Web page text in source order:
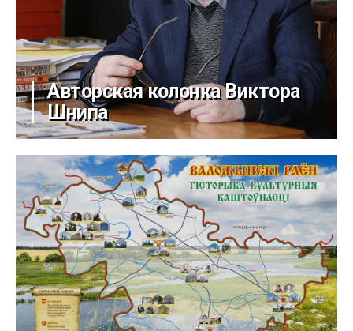
Авторская колонка Виктора
Шнипа